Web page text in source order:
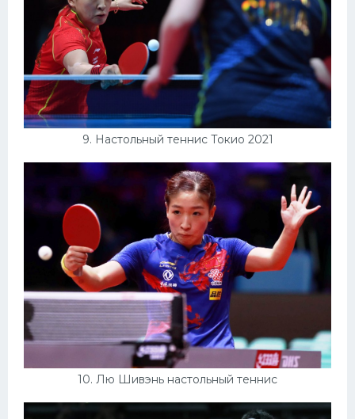
9. Настольный теннис Токио 2021
10. Лю Шивэнь настольный теннис